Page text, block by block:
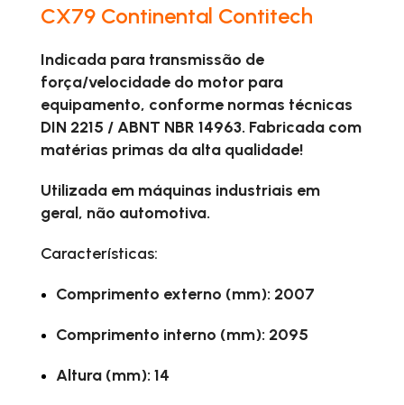
CX79 Continental Contitech
Indicada para transmissão de
força/velocidade do motor para
equipamento, conforme normas técnicas
DIN 2215 / ABNT NBR 14963. Fabricada com
matérias primas da alta qualidade!
Utilizada em máquinas industriais em
geral, não automotiva.
Características:
Comprimento externo (mm): 2007
Comprimento interno (mm): 2095
Altura (mm): 14